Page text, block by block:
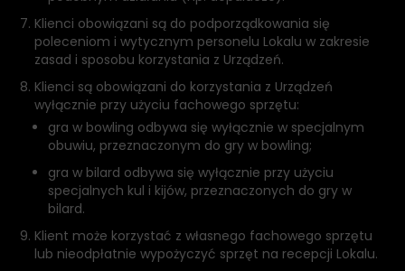
Klienci obowiązani są do podporządkowania się
poleceniom i wytycznym personelu Lokalu w zakresie
zasad i sposobu korzystania z Urządzeń.
Klienci są obowiązani do korzystania z Urządzeń
wyłącznie przy użyciu fachowego sprzętu:
gra w bowling odbywa się wyłącznie w specjalnym
obuwiu, przeznaczonym do gry w bowling;
gra w bilard odbywa się wyłącznie przy użyciu
specjalnych kul i kijów, przeznaczonych do gry w
bilard.
Klient może korzystać z własnego fachowego sprzętu
lub nieodpłatnie wypożyczyć sprzęt na recepcji Lokalu.